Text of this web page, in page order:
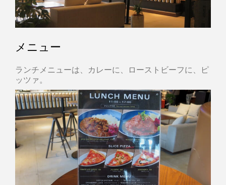
メニュー
ランチメニューは、カレーに、ローストビーフに、ピ
ッツァ。